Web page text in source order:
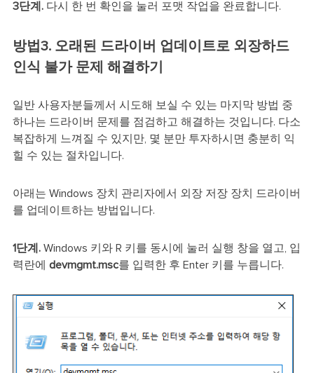
3단계.다시 한 번 확인을 눌러 포맷 작업을 완료합니다.
방법3. 오래된 드라이버 업데이트로 외장하드
인식 불가 문제 해결하기
일반 사용자분들께서 시도해 보실 수 있는 마지막 방법 중
하나는 드라이버 문제를 점검하고 해결하는 것입니다. 다소
복잡하게 느껴질 수 있지만, 몇 분만 투자하시면 충분히 익
힐 수 있는 절차입니다.
아래는 Windows 장치 관리자에서 외장 저장 장치 드라이버
를 업데이트하는 방법입니다.
1단계.Windows 키와 R 키를 동시에 눌러 실행 창을 열고, 입
력란에 devmgmt.msc를 입력한 후 Enter 키를 누릅니다.